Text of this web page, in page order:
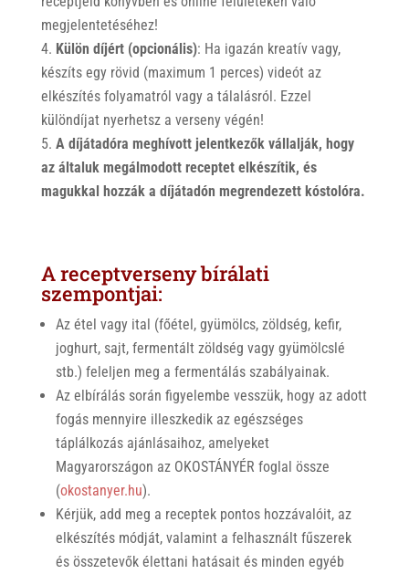
megjelentetéséhez!
Külön díjért (opcionális): Ha igazán kreatív vagy,
készíts egy rövid (maximum 1 perces) videót az
elkészítés folyamatról vagy a tálalásról. Ezzel
különdíjat nyerhetsz a verseny végén!
A díjátadóra meghívott jelentkezők vállalják, hogy
az általuk megálmodott receptet elkészítik, és
magukkal hozzák a díjátadón megrendezett kóstolóra.
A receptverseny bírálati
szempontjai:
Az étel vagy ital (főétel, gyümölcs, zöldség, kefir,
joghurt, sajt, fermentált zöldség vagy gyümölcslé
stb.) feleljen meg a fermentálás szabályainak.
Az elbírálás során figyelembe vesszük, hogy az adott
fogás mennyire illeszkedik az egészséges
táplálkozás ajánlásaihoz, amelyeket
Magyarországon az OKOSTÁNYÉR foglal össze
(okostanyer.hu).
Kérjük, add meg a receptek pontos hozzávalóit, az
elkészítés módját, valamint a felhasznált fűszerek
és összetevők élettani hatásait és minden egyéb